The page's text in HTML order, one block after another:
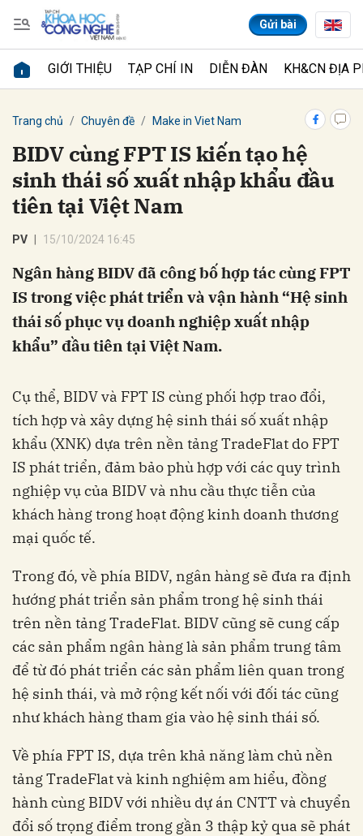
Gửi bài
GIỚI THIỆU TẠP CHÍ IN DIỄN ĐÀN KH&CN ĐỊA
Trang chủ Chuyên đề Make in Viet Nam
sinh thái số xuất nhập khẩu đầu
tiên tại Việt Nam‏
PV 15/10/2024 16:45
Ngân hàng BIDV đã công bố hợp tác cùng FPT
IS trong việc phát triển và vận hành “Hệ sinh
thái số phục vụ doanh nghiệp xuất nhập
khẩu” đầu tiên tại Việt Nam.
tích hợp và xây dựng hệ sinh thái số xuất nhập
khẩu (XNK) dựa trên nền tảng TradeFlat do FPT
IS phát triển, đảm bảo phù hợp với các quy trình
nghiệp vụ của BIDV và nhu cầu thực tiễn của
khách hàng trong hoạt động kinh doanh thương
hướng phát triển sản phẩm trong hệ sinh thái
trên nền tảng TradeFlat. BIDV cũng sẽ cung cấp
các sản phẩm ngân hàng là sản phẩm trung tâm
để từ đó phát triển các sản phẩm liên quan trong
hệ sinh thái, và mở rộng kết nối với đối tác cũng
tảng TradeFlat và kinh nghiệm am hiểu, đồng
hành cùng BIDV với nhiều dự án CNTT và chuyển
đổi số trọng điểm trong gần 3 thập kỷ qua sẽ phát
Gửi bình luận
Hủy Gửi